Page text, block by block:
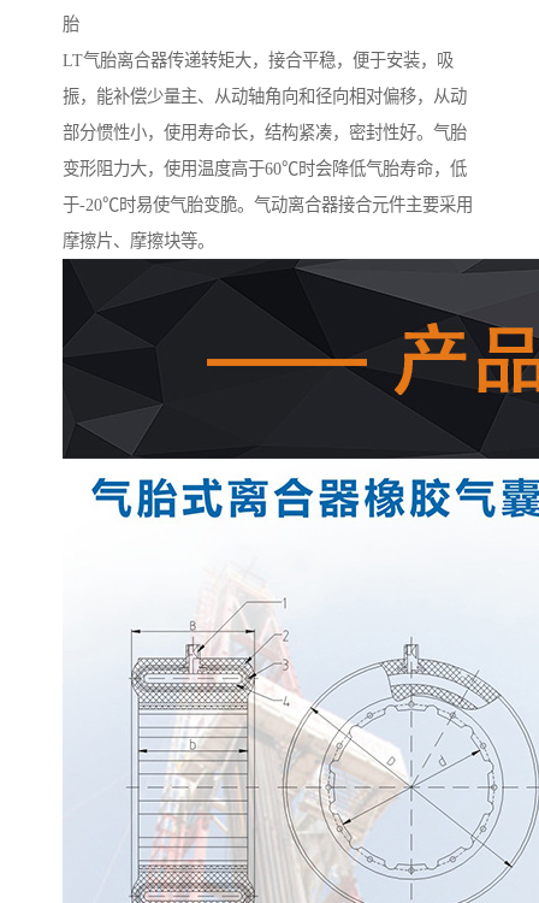
胎
LT气胎离合器传递转矩大，接合平稳，便于安装，吸
振，能补偿少量主、从动轴角向和径向相对偏移，从动
部分惯性小，使用寿命长，结构紧凑，密封性好。气胎
变形阻力大，使用温度高于60℃时会降低气胎寿命，低
于-20℃时易使气胎变脆。气动离合器接合元件主要采用
摩擦片、摩擦块等。